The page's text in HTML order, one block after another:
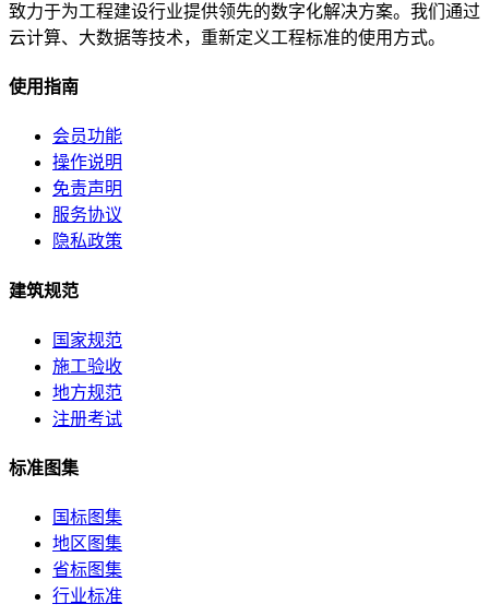
致力于为工程建设行业提供领先的数字化解决方案。我们通过
云计算、大数据等技术，重新定义工程标准的使用方式。
使用指南
会员功能
操作说明
免责声明
服务协议
隐私政策
建筑规范
国家规范
施工验收
地方规范
注册考试
标准图集
国标图集
地区图集
省标图集
行业标准